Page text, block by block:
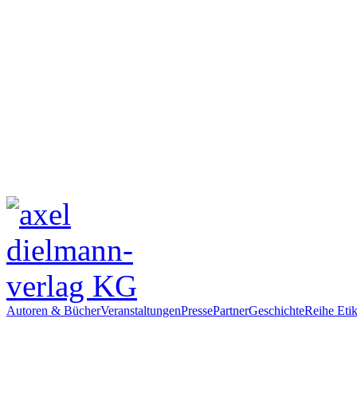
Autoren & BücherVeranstaltungenPressePartnerGeschichteReihe